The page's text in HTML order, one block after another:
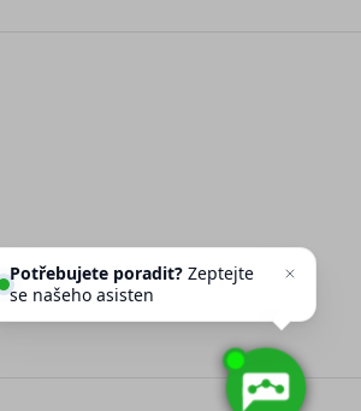
Potřebujete poradit? Zeptejte
se našeho asistenta